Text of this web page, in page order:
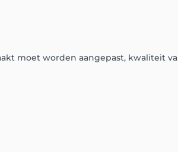
moet worden aangepast, kwaliteit